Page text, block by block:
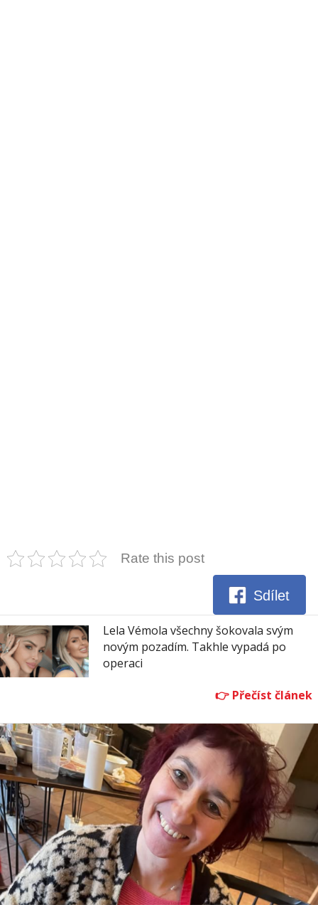
Rate this post
Sdílet
Lela Vémola všechny šokovala svým
novým pozadím. Takhle vypadá po
operaci